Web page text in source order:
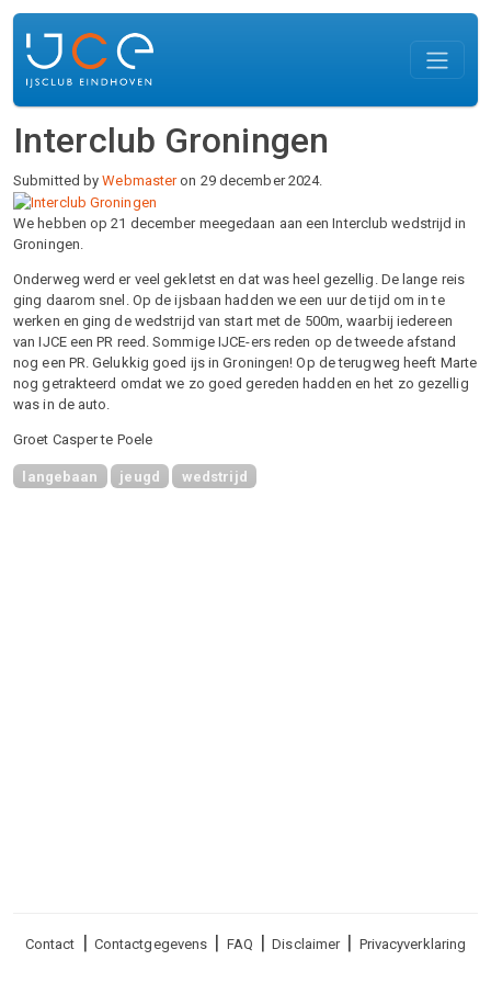
Overslaan en naar de inhoud gaan
Interclub Groningen
Submitted byWebmasteron 29 december 2024.
We hebben op 21 december meegedaan aan een Interclub wedstrijd in
Groningen.
Onderweg werd er veel gekletst en dat was heel gezellig. De lange reis
ging daarom snel. Op de ijsbaan hadden we een uur de tijd om in te
werken en ging de wedstrijd van start met de 500m, waarbij iedereen
van IJCE een PR reed. Sommige IJCE-ers reden op de tweede afstand
nog een PR. Gelukkig goed ijs in Groningen! Op de terugweg heeft Marte
nog getrakteerd omdat we zo goed gereden hadden en het zo gezellig
was in de auto.
Groet Casper te Poele
langebaan jeugd wedstrijd
Voet
Contact Contactgegevens FAQ Disclaimer Privacyverklaring